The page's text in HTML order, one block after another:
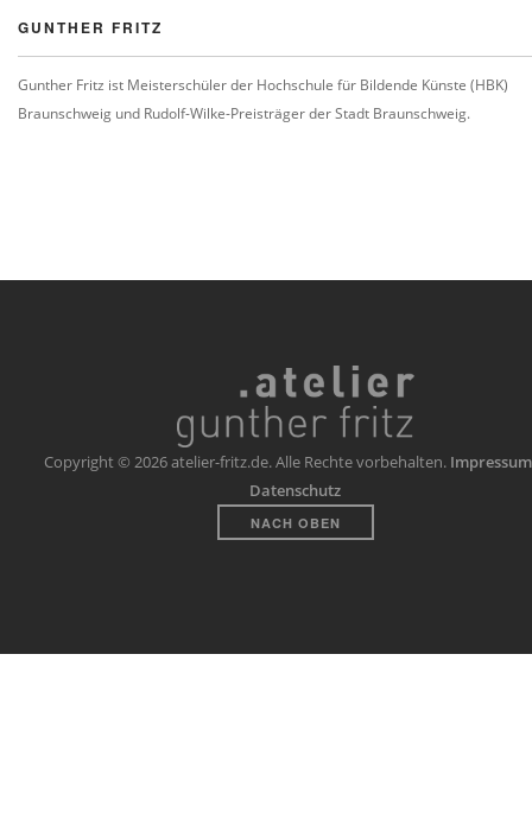
GUNTHER FRITZ
Gunther Fritz ist Meisterschüler der Hochschule für Bildende Künste (HBK)
Braunschweig und Rudolf-Wilke-Preisträger der Stadt Braunschweig.
Copyright © 2026 atelier-fritz.de. Alle Rechte vorbehalten.
Datenschutz
NACH OBEN